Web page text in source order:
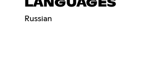
LANGUAGES
Russian